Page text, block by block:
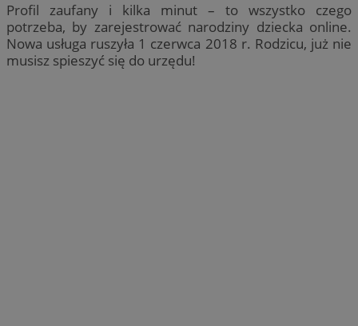
Profil zaufany i kilka minut – to wszystko czego
potrzeba, by zarejestrować narodziny dziecka online.
Nowa usługa ruszyła 1 czerwca 2018 r. Rodzicu, już nie
musisz spieszyć się do urzędu!